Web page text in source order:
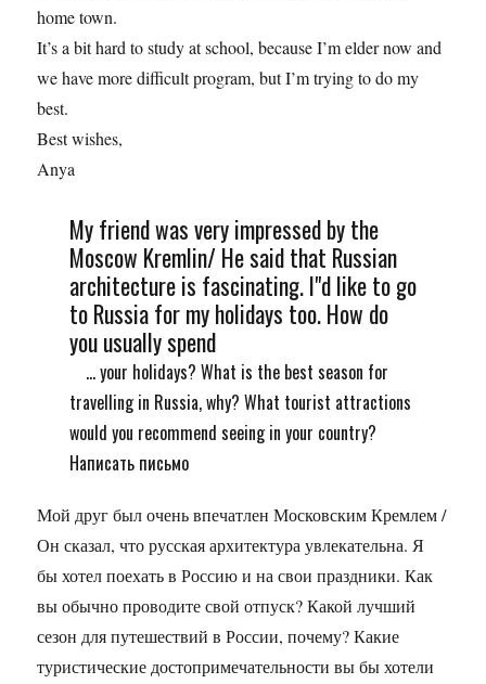
home town.
It’s a bit hard to study at school, because I’m elder now and
we have more difficult program, but I’m trying to do my
best.
Best wishes,
Anya
My friend was very impressed by the
Moscow Kremlin/ He said that Russian
architecture is fascinating. I"d like to go
to Russia for my holidays too. How do
you usually spend
... your holidays? What is the best season for
travelling in Russia, why? What tourist attractions
would you recommend seeing in your country?
Написать письмо
Мой друг был очень впечатлен Московским Кремлем /
Он сказал, что русская архитектура увлекательна. Я
бы хотел поехать в Россию и на свои праздники. Как
вы обычно проводите свой отпуск? Какой лучший
сезон для путешествий в России, почему? Какие
туристические достопримечательности вы бы хотели